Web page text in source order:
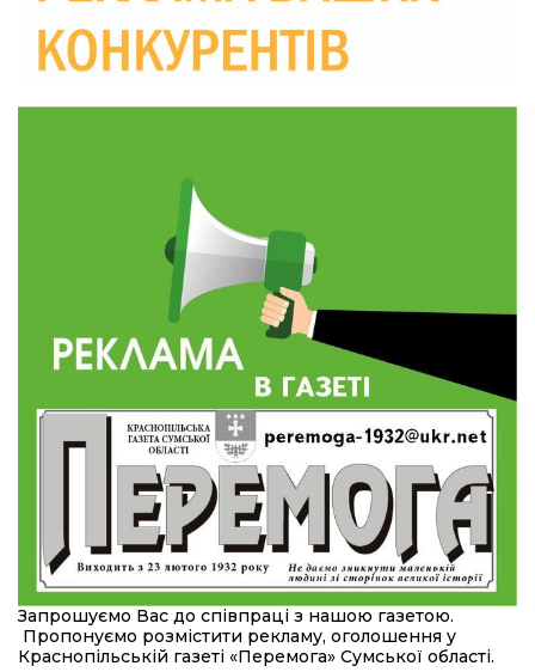
10:36
28 лип
Валентина Масалітіна: «Нас тримає віра в
Перемогу і повернення додому»
Обмежено придатний, але безмежно
вмотивований: Як колишній лісівник став асом
артилерії
490 пацієнтів та 15 відвіданих сіл: МБФ
«Альянс громадського здоров’я» підбив
підсумки роботи мобільних клінік у Сумській
області
12:24
23 лип
Покинув безпечне життя за кордоном, щоб
захистити рідну землю: пам’яті Сергія
Балабаєнка (ВІДЕО)
23 лип
Командир гармати Руслан Козирін: «Змінити
підрозділ чи бригаду – навіть думки не було»
20:36
22 лип
Нова кав’ярня в Сумах: як родина військового
з Краснопілля відкрила «Лев каву» за грантові
кошти (ВІДЕО)
Запрошуємо Вас до співпраці з нашою газетою.
Пропонуємо розмістити рекламу, оголошення у
Краснопільській газеті «Перемога» Сумської області.